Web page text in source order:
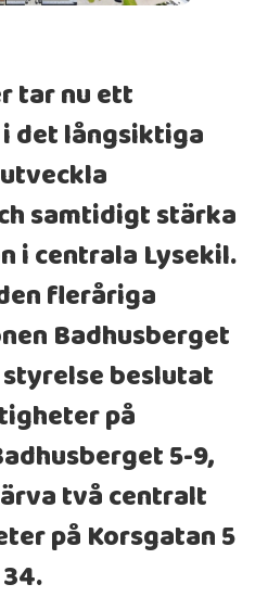
tar nu ett
det långsiktiga
samtidigt stärka
i centrala Lysekil.
fleråriga
Badhusberget
beslutat
på
5-9,
två centralt
på Korsgatan 5